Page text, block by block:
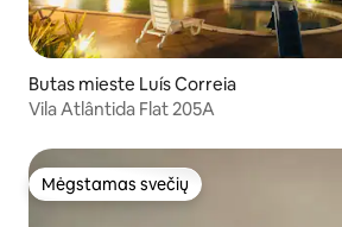
Butas mieste Luís Correia
Vila Atlântida Flat 205A
Mėgstamas svečių
Mėgstamas svečių